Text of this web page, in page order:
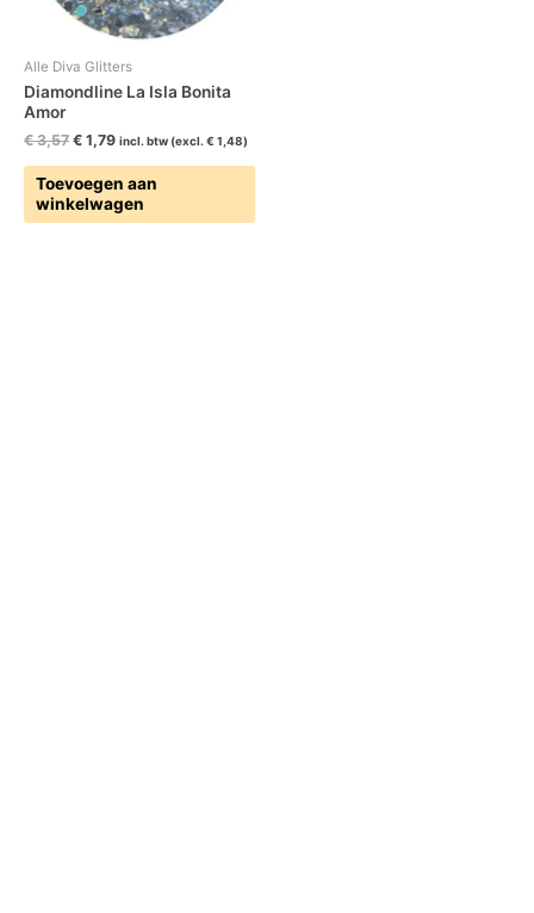
Alle Diva Glitters
Diamondline La Isla Bonita
Amor
€3,57 € 1,79 incl. btw (excl. € 1,48)
Toevoegen aan
winkelwagen